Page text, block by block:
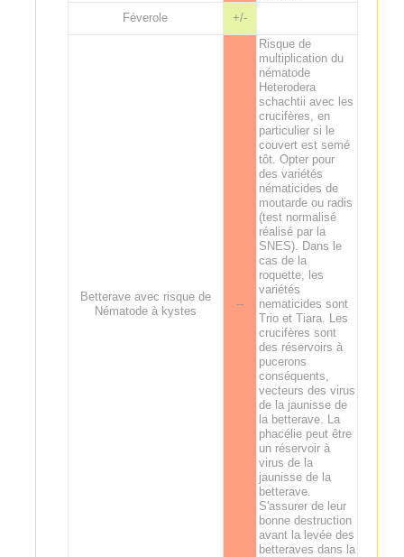
Féverole
+/-
Betterave avec risque de
Nématode à kystes
--
Risque de
multiplication du
nématode
Heterodera
schachtii avec les
crucifères, en
particulier si le
couvert est semé
tôt. Opter pour
des variétés
nématicides de
moutarde ou radis
(test normalisé
réalisé par la
SNES). Dans le
cas de la
roquette, les
variétés
nematicides sont
Trio et Tiara. Les
crucifères sont
des réservoirs à
pucerons
conséquents,
vecteurs des virus
de la jaunisse de
la betterave. La
phacélie peut être
un réservoir à
virus de la
jaunisse de la
betterave.
S'assurer de leur
bonne destruction
avant la levée des
betteraves dans la